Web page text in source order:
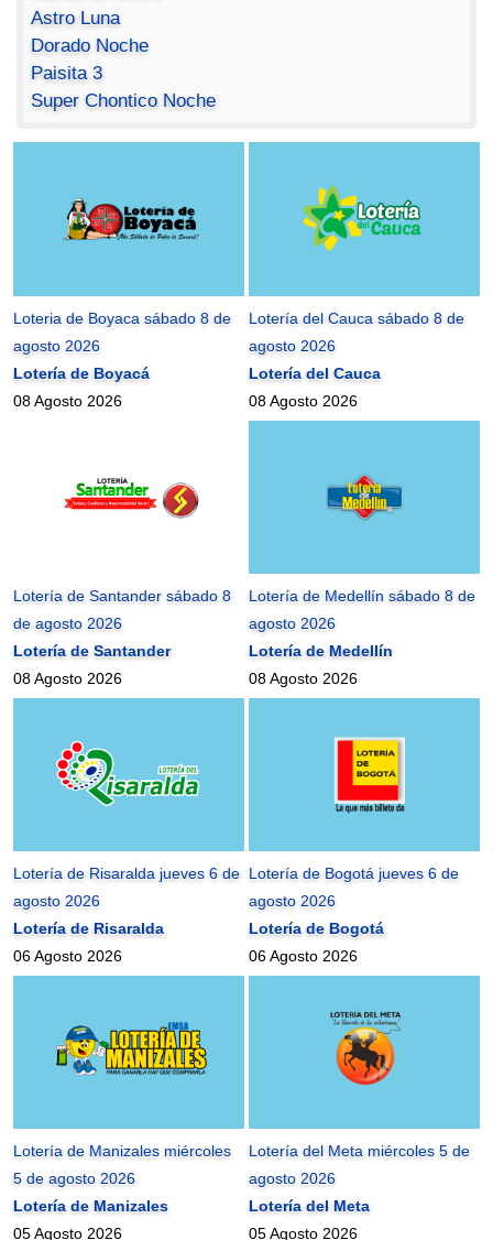
Astro Luna
Dorado Noche
Paisita 3
Super Chontico Noche
Loteria de Boyaca sábado 8 de
agosto 2026
Lotería de Boyacá
08 Agosto 2026
Lotería del Cauca sábado 8 de
agosto 2026
Lotería del Cauca
08 Agosto 2026
Lotería de Santander sábado 8
de agosto 2026
Lotería de Santander
08 Agosto 2026
Lotería de Medellín sábado 8 de
agosto 2026
Lotería de Medellín
08 Agosto 2026
Lotería de Risaralda jueves 6 de
agosto 2026
Lotería de Risaralda
06 Agosto 2026
Lotería de Bogotá jueves 6 de
agosto 2026
Lotería de Bogotá
06 Agosto 2026
Lotería de Manizales miércoles
5 de agosto 2026
Lotería de Manizales
05 Agosto 2026
Lotería del Meta miércoles 5 de
agosto 2026
Lotería del Meta
05 Agosto 2026